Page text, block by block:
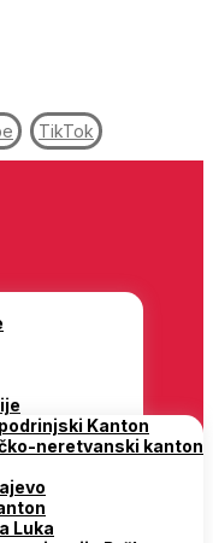
TikTok
Kanton
neretvanski kanton
Luka